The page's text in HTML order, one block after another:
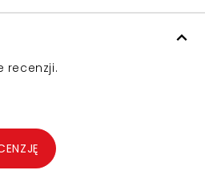
recenzji.